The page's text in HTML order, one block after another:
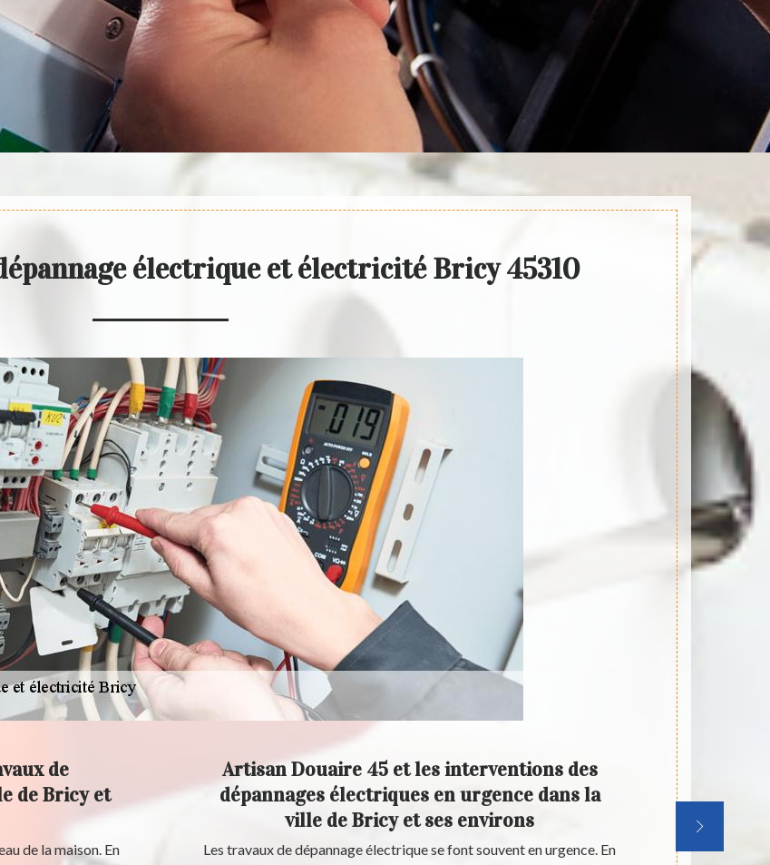
électrique et électricité Bricy 45310
de
de Bricy et
de la maison. En
Artisan Douaire 45 et les interventions des
dépannages électriques en urgence dans la
ville de Bricy et ses environs
Les travaux de dépannage électrique se font souvent en urgence. En
Les